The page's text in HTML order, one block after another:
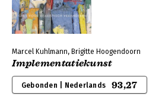
Marcel Kuhlmann, Brigitte Hoogendoorn
Implementatiekunst
Gebonden | Nederlands 93,27